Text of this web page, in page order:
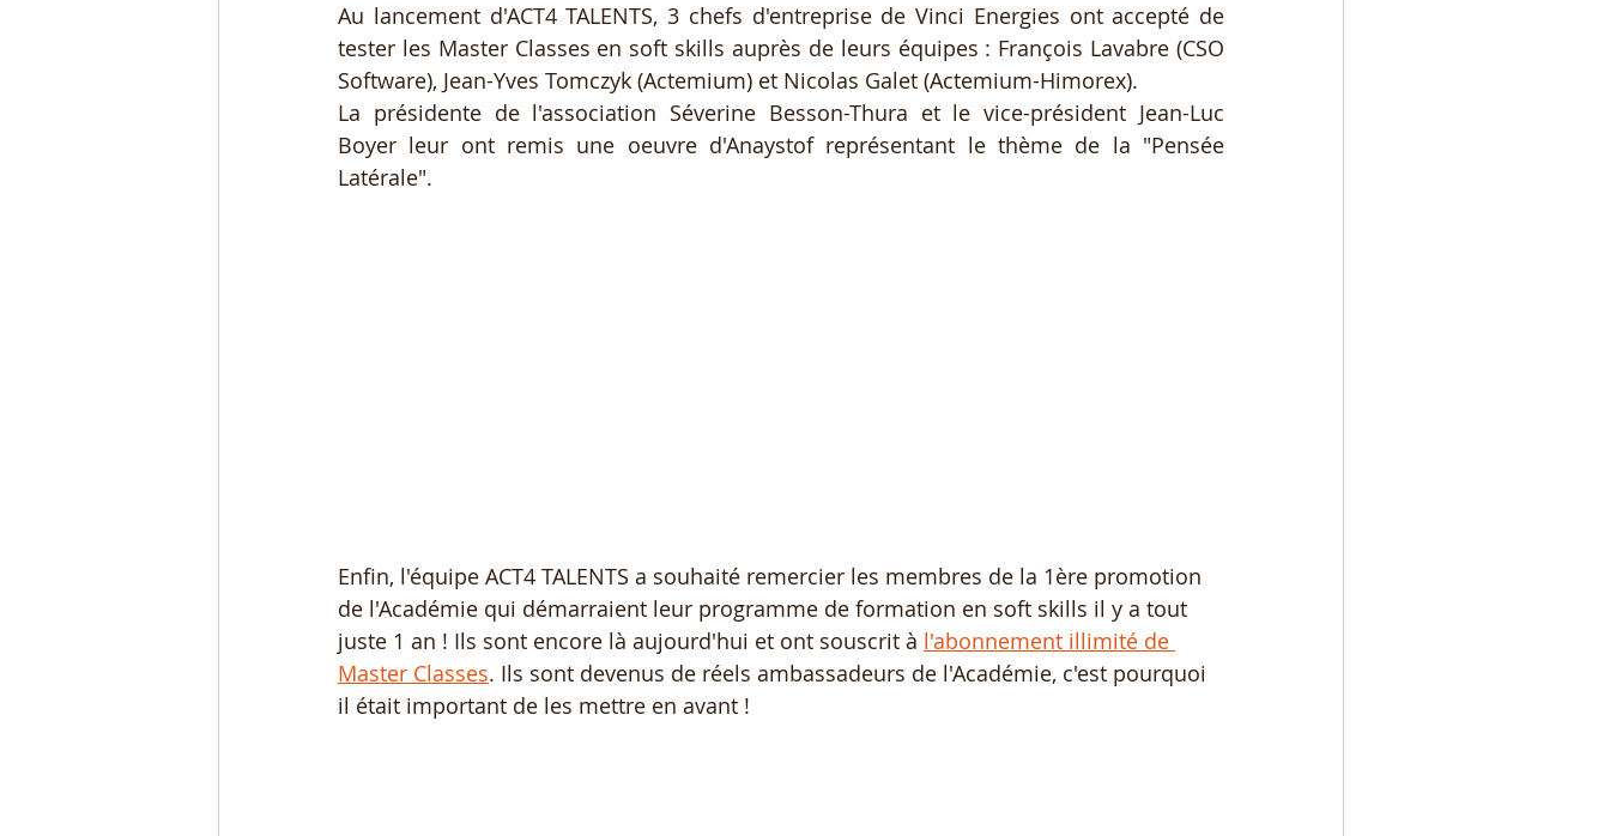
Au lancement d'ACT4 TALENTS, 3 chefs d'entreprise de Vinci Energies ont accepté de
tester les Master Classes en soft skills auprès de leurs équipes : François Lavabre (CSO
Software), Jean-Yves Tomczyk (Actemium) et Nicolas Galet (Actemium-Himorex).
La présidente de l'association Séverine Besson-Thura et le vice-président Jean-Luc
Boyer leur ont remis une oeuvre d'Anaystof représentant le thème de la "Pensée
Latérale".
Enfin, l'équipe ACT4 TALENTS a souhaité remercier les membres de la 1ère promotion
de l'Académie qui démarraient leur programme de formation en soft skills il y a tout
juste 1 an ! Ils sont encore là aujourd'hui et ont souscrit à l'abonnement illimité de
Master Classes. Ils sont devenus de réels ambassadeurs de l'Académie, c'est pourquoi
il était important de les mettre en avant !